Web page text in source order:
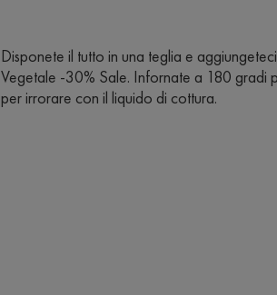
Disponete il tutto in una teglia e
Vegetale -30% Sale. Infornate a 180 gradi
per irrorare con il liquido di cottura.